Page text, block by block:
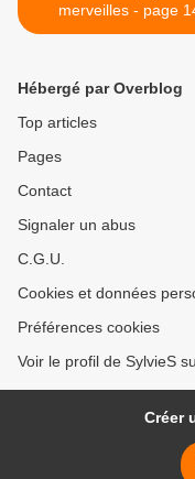
merveilles - page
Hébergé par Overblog
Top articles
Pages
Contact
Signaler un abus
C.G.U.
Cookies et données
Préférences cookies
Voir le profil de SylvieS
Créer